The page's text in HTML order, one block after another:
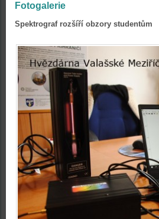
Fotogalerie
Spektrograf rozšíří obzory studentům